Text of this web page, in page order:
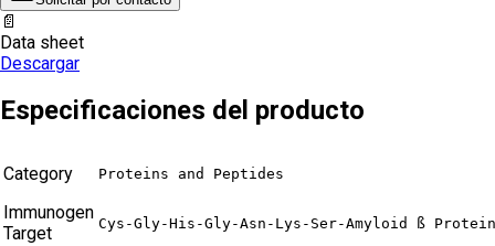
📄
Data sheet
Descargar
Especificaciones del producto
Category Proteins and Peptides
Immunogen
Target
Cys-Gly-His-Gly-Asn-Lys-Ser-Amyloid ß